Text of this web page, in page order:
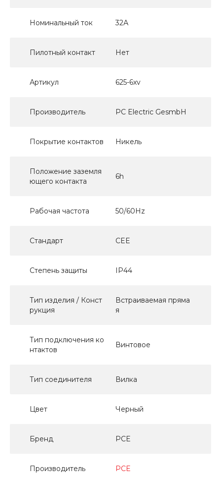
Номинальный ток 32А
Пилотный контакт Нет
Артикул 625-6xv
Производитель PC Electric GesmbH
Покрытие контактов Никель
Положение заземля
ющего контакта
6h
Рабочая частота 50/60Hz
Стандарт CEE
Степень защиты IP44
Тип изделия / Конст
рукция
Встраиваемая пряма
я
Тип подключения ко
нтактов
Винтовое
Тип соединителя Вилка
Цвет Черный
Бренд PCE
Производитель PCE